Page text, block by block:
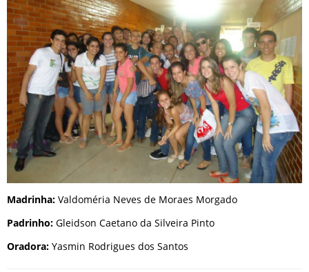
Madrinha: Valdoméria Neves de Moraes Morgado
Padrinho: Gleidson Caetano da Silveira Pinto
Oradora: Yasmin Rodrigues dos Santos